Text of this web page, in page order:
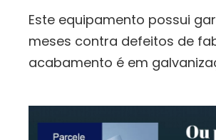
Este equipamento possui
meses contra defeitos de
acabamento é em